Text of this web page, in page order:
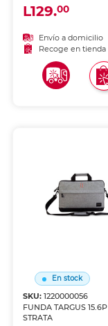
L129.00
Envío a domicilio
Recoge en tienda
En stock
SKU:1220000056
FUNDA TARGUS 15.6P
STRATA